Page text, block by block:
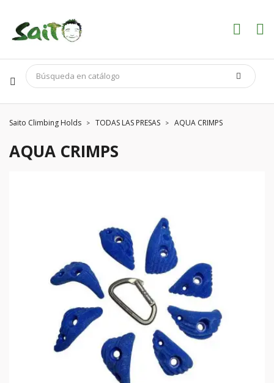
Saito Climbing Holds TODAS LAS PRESAS AQUA CRIMPS
AQUA CRIMPS